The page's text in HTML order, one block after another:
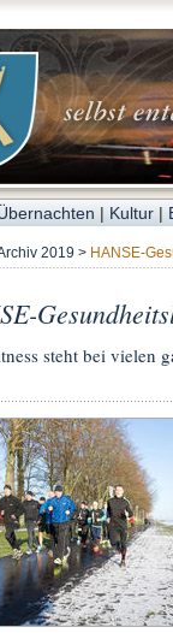
| Kultur |
2019 > HANSE-
steht bei vielen